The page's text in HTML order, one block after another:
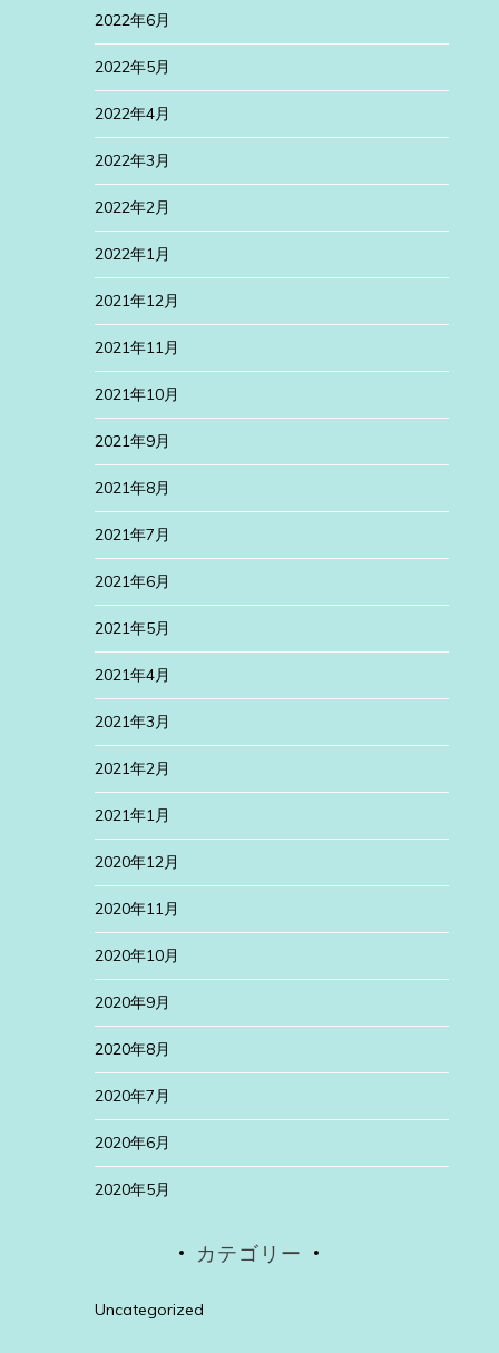
2022年6月
2022年5月
2022年4月
2022年3月
2022年2月
2022年1月
2021年12月
2021年11月
2021年10月
2021年9月
2021年8月
2021年7月
2021年6月
2021年5月
2021年4月
2021年3月
2021年2月
2021年1月
2020年12月
2020年11月
2020年10月
2020年9月
2020年8月
2020年7月
2020年6月
2020年5月
カテゴリー
Uncategorized